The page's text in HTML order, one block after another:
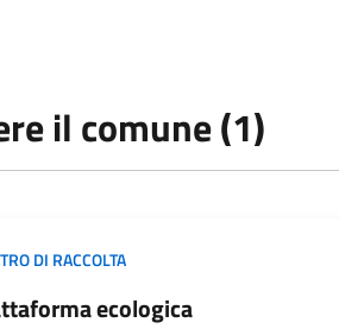
il comune (1)
DI RACCOLTA
ecologica